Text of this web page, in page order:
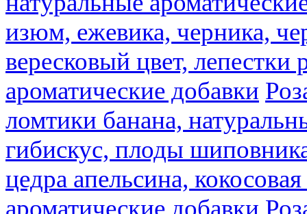
изюм, ежевика, черника,
вересковый цвет, лепестки
ароматические добавки
ломтики банана,
гибискус, плоды
цедра апельсина,
ароматические добавки